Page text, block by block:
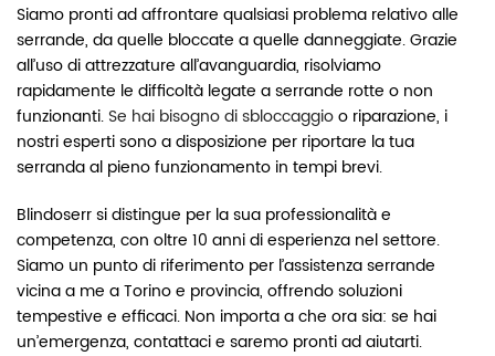
Siamo pronti ad affrontare qualsiasi problema relativo alle
serrande, da quelle bloccate a quelle danneggiate. Grazie
all’uso di attrezzature all’avanguardia, risolviamo
rapidamente le difficoltà legate a serrande rotte o non
funzionanti. Se hai bisogno di sbloccaggioo riparazione, i
nostri esperti sono a disposizione per riportare la tua
serranda al pieno funzionamento in tempi brevi.
Blindoserr si distingue per la sua professionalità e
competenza, con oltre 10 anni di esperienza nel settore.
Siamo un punto di riferimento per l’assistenza serrande
vicina a me a Torino e provincia, offrendo soluzioni
tempestive e efficaci. Non importa a che ora sia: se hai
un’emergenza, contattaci e saremo pronti ad aiutarti.